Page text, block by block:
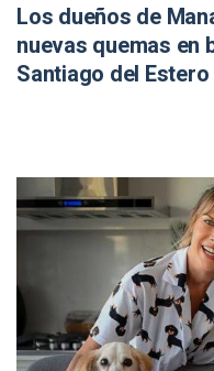
Los dueños de
nuevas quemas en
Santiago del Estero